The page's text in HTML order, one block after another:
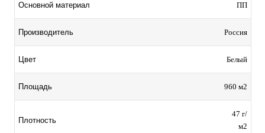
Основной материал ПП
Производитель Россия
Цвет Белый
Площадь 960 м2
Плотность
47 г/
м2